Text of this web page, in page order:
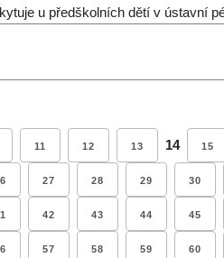
u předškolních dětí v ústavní
11 12 13 14 15
27 28 29 30
42 43 44 45
57 58 59 60